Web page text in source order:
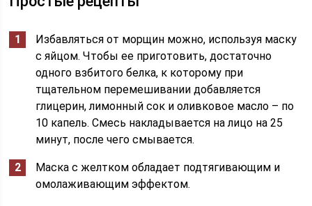
Избавляться от морщин можно, используя маску
с яйцом. Чтобы ее приготовить, достаточно
одного взбитого белка, к которому при
тщательном перемешивании добавляется
глицерин, лимонный сок и оливковое масло – по
10 капель. Смесь накладывается на лицо на 25
минут, после чего смывается.
Маска с желтком обладает подтягивающим и
омолаживающим эффектом.